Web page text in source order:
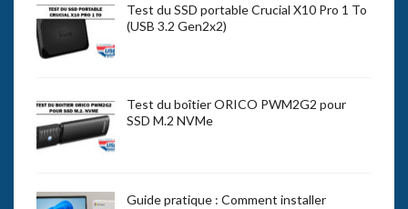
Test du SSD portable Crucial X10 Pro 1 To
(USB 3.2 Gen2x2)
Test du boîtier ORICO PWM2G2 pour
SSD M.2 NVMe
Guide pratique : Comment installer